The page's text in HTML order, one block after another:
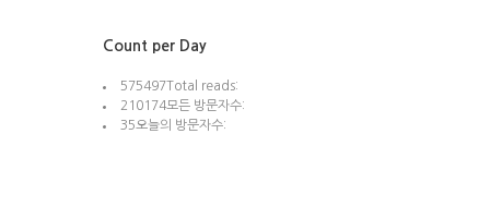
Count per Day
575497Total reads:
210174모든 방문자수:
35오늘의 방문자수: